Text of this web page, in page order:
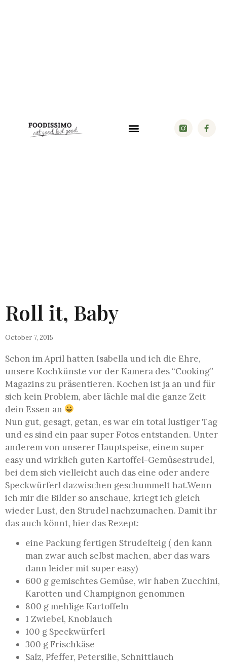
Roll it, Baby
October 7, 2015
Schon im April hatten Isabella und ich die Ehre,
unsere Kochkünste vor der Kamera des “Cooking”
Magazins zu präsentieren. Kochen ist ja an und für
sich kein Problem, aber lächle mal die ganze Zeit
dein Essen an
Nun gut, gesagt, getan, es war ein total lustiger Tag
und es sind ein paar super Fotos entstanden. Unter
anderem von unserer Hauptspeise, einem super
easy und wirklich guten Kartoffel-Gemüsestrudel,
bei dem sich vielleicht auch das eine oder andere
Speckwürferl dazwischen geschummelt hat.Wenn
ich mir die Bilder so anschaue, kriegt ich gleich
wieder Lust, den Strudel nachzumachen. Damit ihr
das auch könnt, hier das Rezept:
eine Packung fertigen Strudelteig ( den kann
man zwar auch selbst machen, aber das wars
dann leider mit super easy)
600 g gemischtes Gemüse, wir haben Zucchini,
Karotten und Champignon genommen
800 g mehlige Kartoffeln
1 Zwiebel, Knoblauch
100 g Speckwürferl
300 g Frischkäse
Salz, Pfeffer, Petersilie, Schnittlauch